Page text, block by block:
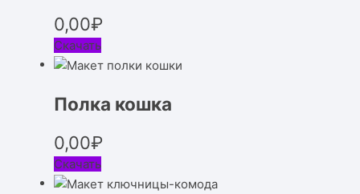
0,00₽
Скачать
Полка кошка
0,00₽
Скачать